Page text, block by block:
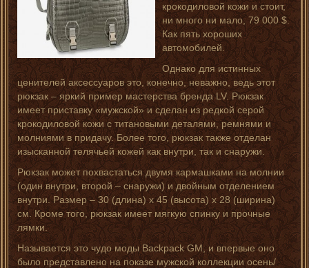
крокодиловой кожи и стоит,
ни много ни мало, 79 000 $.
Как пять хороших
автомобилей.
Однако для истинных
ценителей аксессуаров это, конечно, неважно, ведь этот
рюкзак – яркий пример мастерства бренда LV. Рюкзак
имеет приставку «мужской» и сделан из редкой серой
крокодиловой кожи с титановыми деталями, ремнями и
молниями в придачу. Более того, рюкзак также отделан
изысканной телячьей кожей как внутри, так и снаружи.
Рюкзак может похвастаться двумя кармашками на молнии
(один внутри, второй – снаружи) и двойным отделением
внутри. Размер – 30 (длина) х 45 (высота) х 28 (ширина)
см. Кроме того, рюкзак имеет мягкую спинку и прочные
лямки.
Называется это чудо моды Backpack GM, и впервые оно
было представлено на показе мужской коллекции осень/